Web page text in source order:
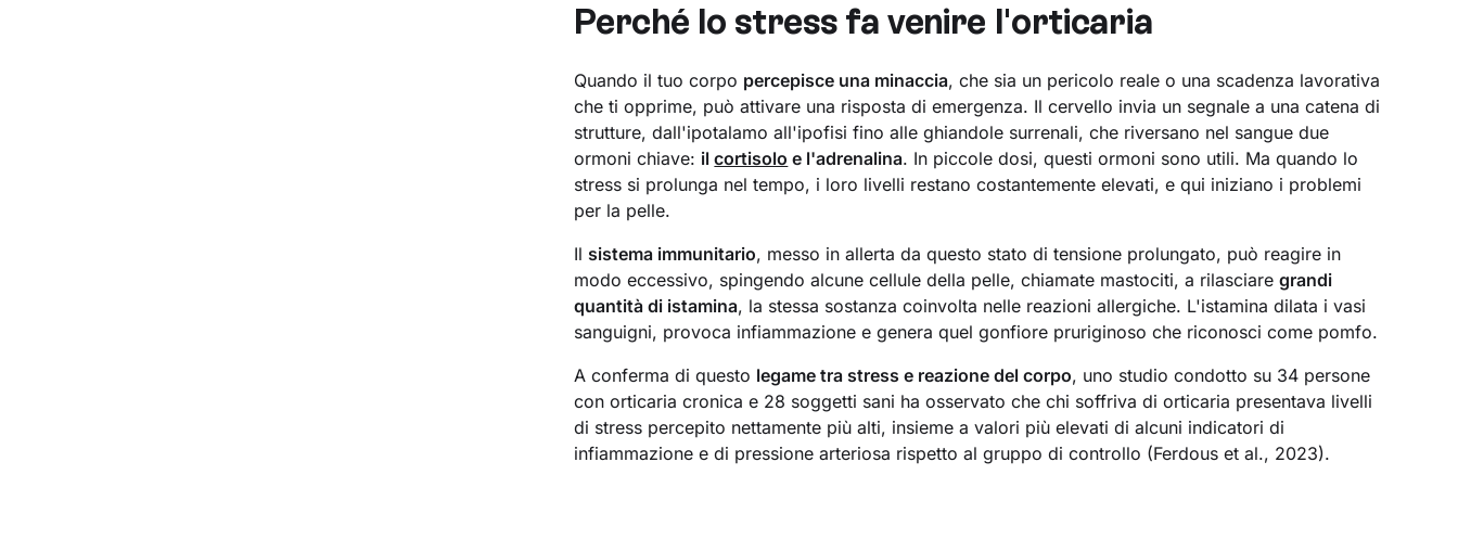
Perché lo stress fa venire l'orticaria
Quando il tuo corpo percepisce una minaccia, che sia un pericolo reale o una scadenza lavorativa
che ti opprime, può attivare una risposta di emergenza. Il cervello invia un segnale a una catena di
strutture, dall'ipotalamo all'ipofisi fino alle ghiandole surrenali, che riversano nel sangue due
ormoni chiave: ilcortisolo e l'adrenalina. In piccole dosi, questi ormoni sono utili. Ma quando lo
stress si prolunga nel tempo, i loro livelli restano costantemente elevati, e qui iniziano i problemi
per la pelle.
Il sistema immunitario, messo in allerta da questo stato di tensione prolungato, può reagire in
modo eccessivo, spingendo alcune cellule della pelle, chiamate mastociti, a rilasciaregrandi
quantità di istamina, la stessa sostanza coinvolta nelle reazioni allergiche. L'istamina dilata i vasi
sanguigni, provoca infiammazione e genera quel gonfiore pruriginoso che riconosci come pomfo.
A conferma di questo legame tra stress e reazione del corpo, uno studio condotto su 34 persone
con orticaria cronica e 28 soggetti sani ha osservato che chi soffriva di orticaria presentava livelli
di stress percepito nettamente più alti, insieme a valori più elevati di alcuni indicatori di
infiammazione e di pressione arteriosa rispetto al gruppo di controllo (Ferdous et al., 2023).